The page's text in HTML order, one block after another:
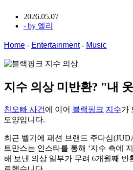
2026.05.07
- by 엘리
Home - Entertainment- Music
지수 의상 미반환? "내
친오빠 사건 에 이어 블랙핑크 지수가
모양입니다.
최근 벨기에 패션 브랜드 주다심
트만스는 인스타를 통해 ‘지수 측에
해 보낸 의상 일부가 무려 6개월째 반